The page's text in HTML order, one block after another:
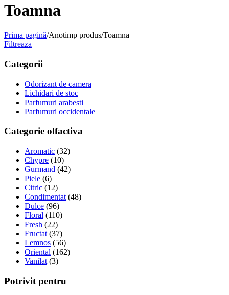
Toamna
Prima pagină/Anotimp produs/Toamna
Filtreaza
Categorii
Odorizant de camera
Lichidari de stoc
Parfumuri arabesti
Parfumuri occidentale
Categorie olfactiva
Aromatic (32)
Chypre (10)
Gurmand (42)
Piele (6)
Citric (12)
Condimentat (48)
Dulce (96)
Floral (110)
Fresh (22)
Fructat (37)
Lemnos (56)
Oriental (162)
Vanilat (3)
Potrivit pentru